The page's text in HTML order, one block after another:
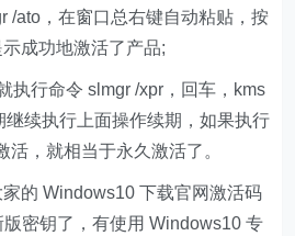
/ato，在窗口总右键自动粘贴，按
成功地激活了产品;
执行命令 slmgr /xpr，回车，kms
续执行上面操作续期，如果执行
活，就相当于永久激活了。
的 Windows10 下载官网激活码
版密钥了，有使用 Windows10 专